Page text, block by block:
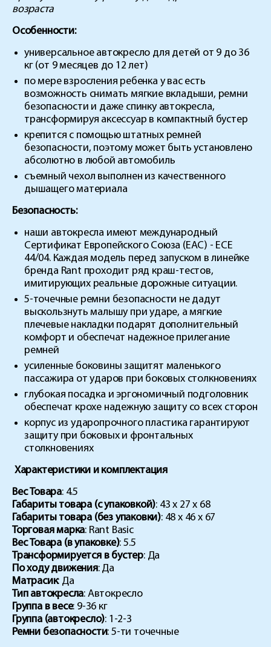
возраста
Особенности:
универсальное автокресло для детей от 9 до 36
кг (от 9 месяцев до 12 лет)
по мере взросления ребенка у вас есть
возможность снимать мягкие вкладыши, ремни
безопасности и даже спинку автокресла,
трансформируя аксессуар в компактный бустер
крепится с помощью штатных ремней
безопасности, поэтому может быть установлено
абсолютно в любой автомобиль
съемный чехол выполнен из качественного
дышащего материала
Безопасность:
наши автокресла имеют международный
Cертификат Eвропейского Cоюза (EAC) - ECE
44/04. Каждая модель перед запуском в линейке
бренда Rant проходит ряд краш-тестов,
имитирующих реальные дорожные ситуации.
5-точечные ремни безопасности не дадут
выскользнуть малышу при ударе, а мягкие
плечевые накладки подарят дополнительный
комфорт и обеспечат надежное прилегание
ремней
усиленные боковины защитят маленького
пассажира от ударов при боковых столкновениях
глубокая посадка и эргономичный подголовник
обеспечат крохе надежную защиту со всех сторон
корпус из ударопрочного пластика гарантируют
защиту при боковых и фронтальных
столкновениях
Характеристики и комплектация
Вес Товара: 4.5
Габариты товара (с упаковкой): 43 x 27 x 68
Габариты товара (без упаковки): 48 x 46 x 67
Торговая марка: Rant Basic
Вес Товара (в упаковке): 5.5
Трансформируется в бустер: Да
По ходу движения: Да
Матрасик: Да
Тип автокресла: Автокресло
Группа в весе: 9-36 кг
Группа (автокресло): 1-2-3
Ремни безопасности: 5-ти точечные